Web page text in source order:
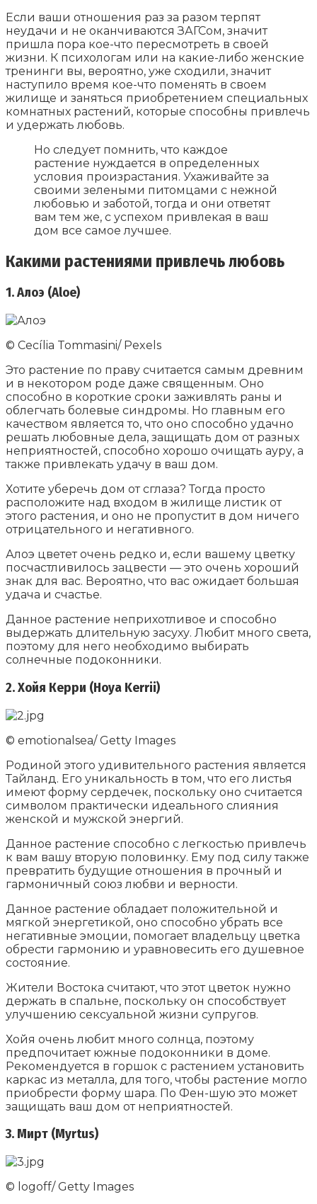
Если ваши отношения раз за разом терпят
неудачи и не оканчиваются ЗАГСом, значит
пришла пора кое-что пересмотреть в своей
жизни. К психологам или на какие-либо женские
тренинги вы, вероятно, уже сходили, значит
наступило время кое-что поменять в своем
жилище и заняться приобретением специальных
комнатных растений, которые способны привлечь
и удержать любовь.
Но следует помнить, что каждое
растение нуждается в определенных
условия произрастания. Ухаживайте за
своими зелеными питомцами с нежной
любовью и заботой, тогда и они ответят
вам тем же, с успехом привлекая в ваш
дом все самое лучшее.
Какими растениями привлечь любовь
1. Алоэ (Aloe)
© Cecília Tommasini/ Pexels
Это растение по праву считается самым древним
и в некотором роде даже священным. Оно
способно в короткие сроки заживлять раны и
облегчать болевые синдромы. Но главным его
качеством является то, что оно способно удачно
решать любовные дела, защищать дом от разных
неприятностей, способно хорошо очищать ауру, а
также привлекать удачу в ваш дом.
Хотите уберечь дом от сглаза? Тогда просто
расположите над входом в жилище листик от
этого растения, и оно не пропустит в дом ничего
отрицательного и негативного.
Алоэ цветет очень редко и, если вашему цветку
посчастливилось зацвести — это очень хороший
знак для вас. Вероятно, что вас ожидает большая
удача и счастье.
Данное растение неприхотливое и способно
выдержать длительную засуху. Любит много света,
поэтому для него необходимо выбирать
солнечные подоконники.
2. Хойя Керри (Hoya Kerrii)
© emotionalsea/ Getty Images
Родиной этого удивительного растения является
Тайланд. Его уникальность в том, что его листья
имеют форму сердечек, поскольку оно считается
символом практически идеального слияния
женской и мужской энергий.
Данное растение способно с легкостью привлечь
к вам вашу вторую половинку. Ему под силу также
превратить будущие отношения в прочный и
гармоничный союз любви и верности.
Данное растение обладает положительной и
мягкой энергетикой, оно способно убрать все
негативные эмоции, помогает владельцу цветка
обрести гармонию и уравновесить его душевное
состояние.
Жители Востока считают, что этот цветок нужно
держать в спальне, поскольку он способствует
улучшению сексуальной жизни супругов.
Хойя очень любит много солнца, поэтому
предпочитает южные подоконники в доме.
Рекомендуется в горшок с растением установить
каркас из металла, для того, чтобы растение могло
приобрести форму шара. По Фен-шую это может
защищать ваш дом от неприятностей.
3. Мирт (Myrtus)
© logoff/ Getty Images